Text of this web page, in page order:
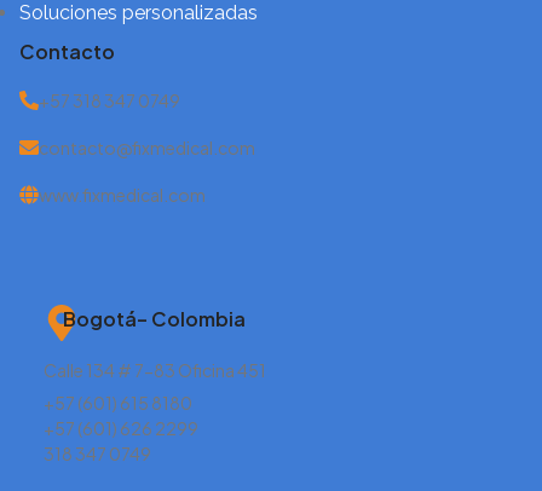
Soluciones personalizadas
Contacto
+57 318 347 0749
contacto@fixmedical.com
www.fixmedical.com
Bogotá– Colombia
Calle 134 # 7-83 Oficina 451
+57 (601) 615 8180
+57 (601) 626 2299
318 347 0749